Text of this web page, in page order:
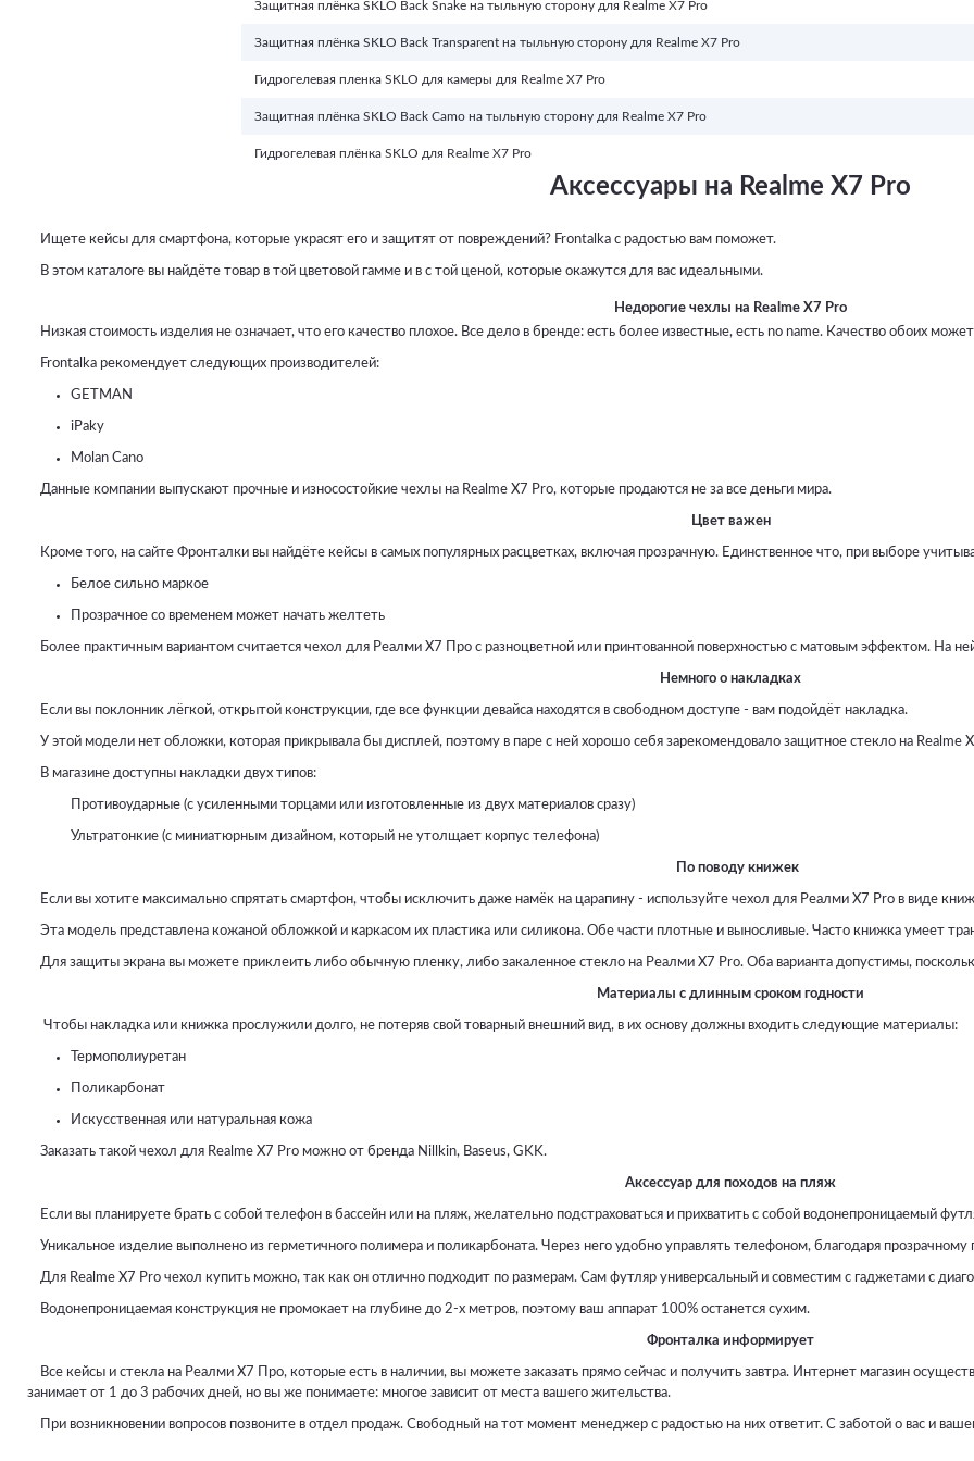
Защитная плёнка SKLO Back Snake на тыльную сторону для Realme X7 Pro
Защитная плёнка SKLO Back Transparent на тыльную сторону для Realme X7 Pro
Гидрогелевая пленка SKLO для камеры для Realme X7 Pro
Защитная плёнка SKLO Back Camo на тыльную сторону для Realme X7 Pro
Гидрогелевая плёнка SKLO для Realme X7 Pro
Аксессуары на Realme X7 Pro
Ищете кейсы для смартфона, которые украсят его и защитят от повреждений? Frontalka с радостью вам поможет.
В этом каталоге вы найдёте товар в той цветовой гамме и в с той ценой, которые окажутся для вас идеальными.
Недорогие чехлы на Realme X7 Pro
Низкая стоимость изделия не означает, что его качество плохое. Все дело в бренде: есть более известные, есть no name. Качество обоих
Frontalka рекомендует следующих производителей:
GETMAN
iPaky
Molan Cano
Данные компании выпускают прочные и износостойкие чехлы на Realme X7 Pro, которые продаются не за все деньги мира.
Цвет важен
Кроме того, на сайте Фронталки вы найдёте кейсы в самых популярных расцветках, включая прозрачную. Единственное что, при выборе
Белое сильно маркое
Прозрачное со временем может начать желтеть
Более практичным вариантом считается чехол для Реалми Х7 Про с разноцветной или принтованной поверхностью с матовым эффектом. На
Немного о накладках
Если вы поклонник лёгкой, открытой конструкции, где все функции девайса находятся в свободном доступе - вам подойдёт накладка.
У этой модели нет обложки, которая прикрывала бы дисплей, поэтому в паре с ней хорошо себя зарекомендовало защитное стекло на Realme
В магазине доступны накладки двух типов:
Противоударные (с усиленными торцами или изготовленные из двух материалов сразу)
Ультратонкие (с миниатюрным дизайном, который не утолщает корпус телефона)
По поводу книжек
Если вы хотите максимально спрятать смартфон, чтобы исключить даже намёк на царапину - используйте чехол для Реалми X7 Pro в виде
Эта модель представлена кожаной обложкой и каркасом их пластика или силикона. Обе части плотные и выносливые. Часто книжка умеет
Для защиты экрана вы можете приклеить либо обычную пленку, либо закаленное стекло на Реалми Х7 Pro. Оба варианта допустимы,
Материалы с длинным сроком годности
Чтобы накладка или книжка прослужили долго, не потеряв свой товарный внешний вид, в их основу должны входить следующие материалы:
Термополиуретан
Поликарбонат
Искусственная или натуральная кожа
Заказать такой чехол для Realme X7 Pro можно от бренда Nillkin, Baseus, GKK.
Аксессуар для походов на пляж
Если вы планируете брать с собой телефон в бассейн или на пляж, желательно подстраховаться и прихватить с собой водонепроницаемый
Уникальное изделие выполнено из герметичного полимера и поликарбоната. Через него удобно управлять телефоном, благодаря
Для Realme X7 Pro чехол купить можно, так как он отлично подходит по размерам. Сам футляр универсальный и совместим с гаджетами с
Водонепроницаемая конструкция не промокает на глубине до 2-х метров, поэтому ваш аппарат 100% останется сухим.
Фронталка информирует
Все кейсы и стекла на Реалми Х7 Про, которые есть в наличии, вы можете заказать прямо сейчас и получить завтра. Интернет магазин
занимает от 1 до 3 рабочих дней, но вы же понимаете: многое зависит от места вашего жительства.
При возникновении вопросов позвоните в отдел продаж. Свободный на тот момент менеджер с радостью на них ответит. С заботой о вас и